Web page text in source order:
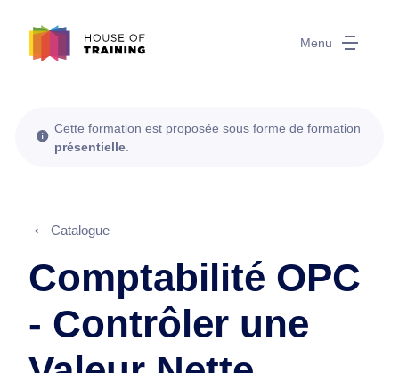
Menu
Cette formation est proposée sous forme de formation
présentielle
Catalogue
Comptabilité OPC
- Contrôler une